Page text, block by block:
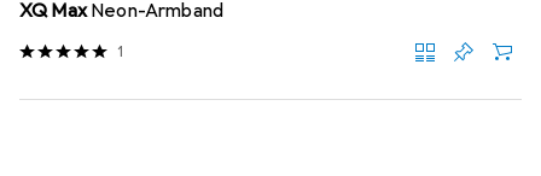
XQ Max Neon-Armband
1